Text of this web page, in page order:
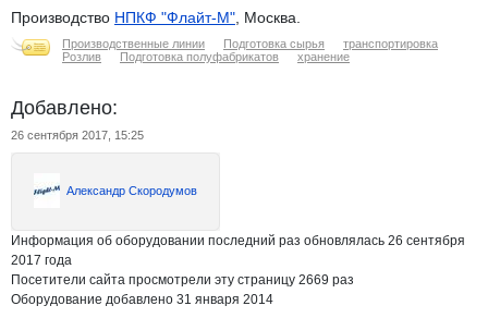
Производство НПКФ "Флайт-М" , Москва.
Производственные линии Подготовка сырья
транспортировка
Розлив
Подготовка полуфабрикатов хранение
Добавлено:
26 сентября 2017, 15:25
Александр Скородумов
Информация об оборудовании последний раз обновлялась 26 сентября
2017 года
Посетители сайта просмотрели эту страницу 2669 раз
Оборудование добавлено 31 января 2014